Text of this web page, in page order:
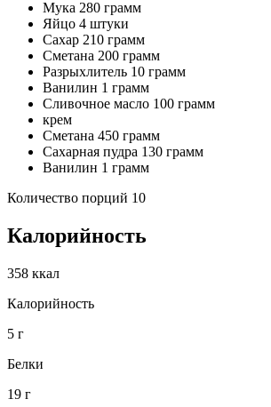
Мука 280 грамм
Яйцо 4 штуки
Сахар 210 грамм
Сметана 200 грамм
Разрыхлитель 10 грамм
Ванилин 1 грамм
Сливочное масло 100 грамм
крем
Сметана 450 грамм
Сахарная пудра 130 грамм
Ванилин 1 грамм
Количество порций 10
Калорийность
358 ккал
Калорийность
5 г
Белки
19 г